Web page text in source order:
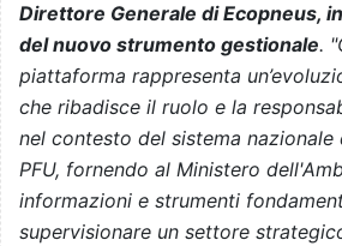
Direttore Generale di Ecopneus,
del nuovo strumento gestionale.
piattaforma rappresenta
che ribadisce il ruolo e la
nel contesto del sistema
PFU, fornendo al Ministero
informazioni e strumenti
supervisionare un settore